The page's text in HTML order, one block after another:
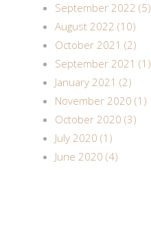
September 2022 (5)
August 2022 (10)
October 2021 (2)
September 2021 (1)
January 2021 (2)
November 2020 (1)
October 2020 (3)
July 2020 (1)
June 2020 (4)